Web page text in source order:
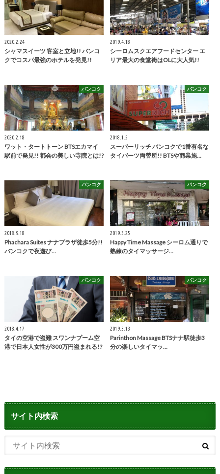
2020.2.24
シャマスイーツ 客室と立地!! バンコ
クでコスパ最強のホテルを発見!!
2019.4.18
シーロムスクエアフードセンター エ
リア最大の食堂街はOLに大人気!!
バンコク
2020.2.18
ワット・タートトーン BTSエカマイ
駅前で発見!! 都会の美しい寺院とは!?
バンコク
2018.1.5
スーパーリッチ バンコクで1番有名な
タイバーツ両替所!! BTSや商業施…
バンコク
2018.9.18
Phachara Suites ナナプラザ徒歩5分!!
バンコクで夜遊び…
バンコク
2019.3.25
Happy Time Massage シーロム通りで
熟練のタイマッサージ…
バンコク
2018.4.17
タイの空港で盗難 スワンナプーム空
港で日本人女性が300万円盗まれる!?
バンコク
2019.3.13
Parinthon Massage BTSナナ駅徒歩3
分の楽しいタイマッ…
サイト内検索